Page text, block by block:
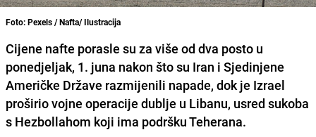
Foto: Pexels / Nafta/ Ilustracija
Cijene nafte porasle su za više od dva posto u
ponedjeljak, 1. juna nakon što su Iran i Sjedinjene
Američke Države razmijenili napade, dok je Izrael
proširio vojne operacije dublje u Libanu, usred sukoba
s Hezbollahom koji ima podršku Teherana.